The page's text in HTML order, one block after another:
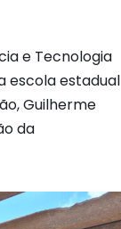
e Tecnologia
escola estadual
Guilherme
da